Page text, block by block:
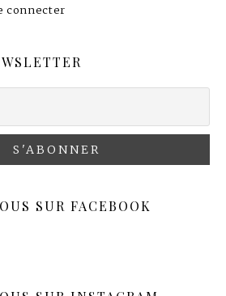
connecter
SUR FACEBOOK